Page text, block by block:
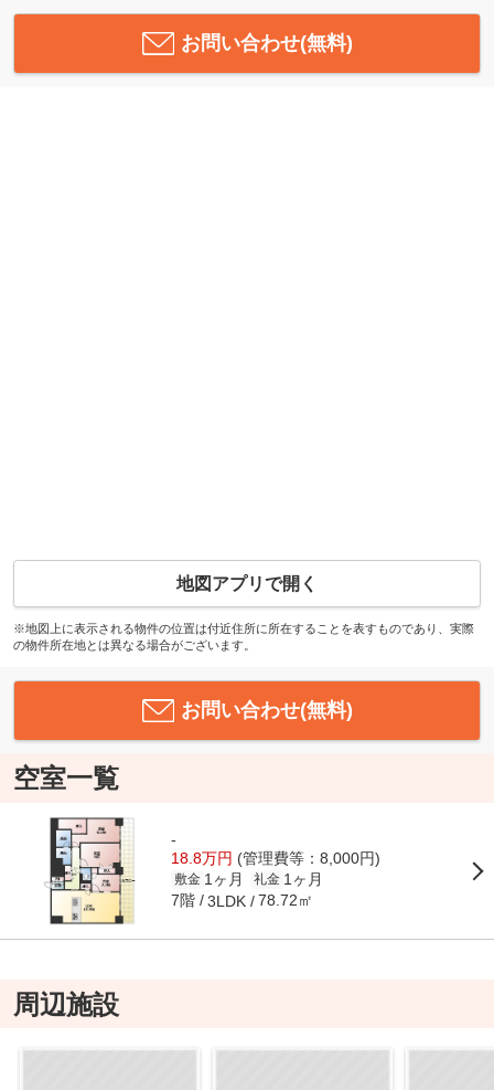
お問い合わせ(無料)
地図アプリで開く
※地図上に表示される物件の位置は付近住所に所在することを表すものであり、実際
の物件所在地とは異なる場合がございます。
お問い合わせ(無料)
空室一覧
-
18.8万円 (管理費等：8,000円)
敷金 1ヶ月 礼金 1ヶ月
7階 3LDK 78.72㎡
周辺施設